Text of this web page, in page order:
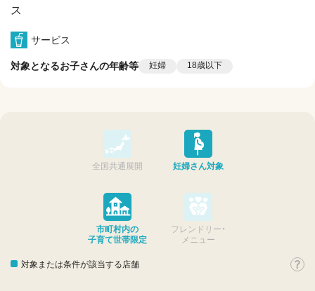
ス
サービス
対象となるお子さんの年齢等 妊婦 18歳以下
全国共通展開 妊婦さん対象
市町村内の
子育て世帯限定
フレンドリー・
メニュー
対象または条件が該当する店舗